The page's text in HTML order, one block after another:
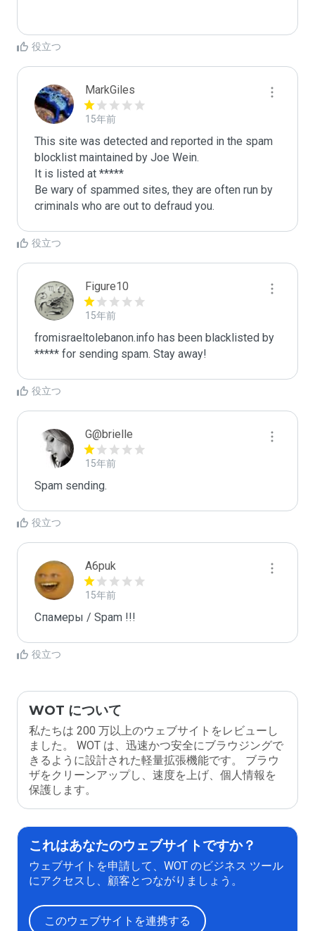
役立つ
MarkGiles
15年前
This site was detected and reported in the spam
blocklist maintained by Joe Wein.
It is listed at *****
Be wary of spammed sites, they are often run by
criminals who are out to defraud you.
役立つ
Figure10
15年前
fromisraeltolebanon.info has been blacklisted by
***** for sending spam. Stay away!
役立つ
G@brielle
15年前
Spam sending.
役立つ
A6puk
15年前
Спамеры / Spam !!!
役立つ
WOT について
私たちは 200 万以上のウェブサイトをレビューし
ました。 WOT は、迅速かつ安全にブラウジングで
きるように設計された軽量拡張機能です。 ブラウ
ザをクリーンアップし、速度を上げ、個人情報を
保護します。
これはあなたのウェブサイトですか？
ウェブサイトを申請して、WOT のビジネス ツール
にアクセスし、顧客とつながりましょう。
このウェブサイトを連携する